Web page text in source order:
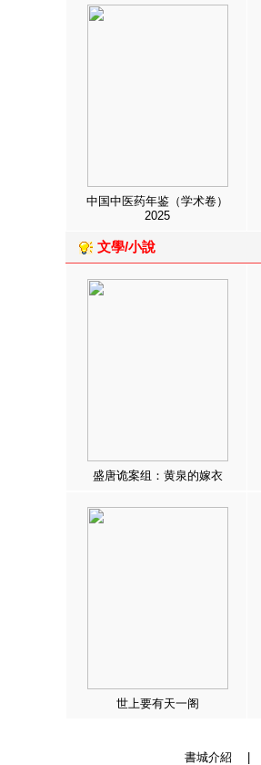
中国中医药年鉴（学术卷）
2025
文學/小說
盛唐诡案组：黄泉的嫁衣
世上要有天一阁
書城介紹